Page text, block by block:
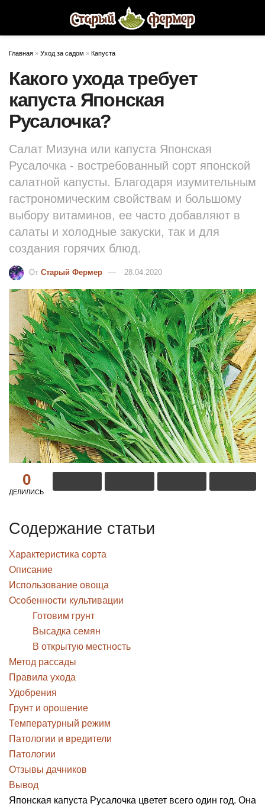
Главная » Уход за садом » Капуста
Какого ухода требует
капуста Японская
Русалочка?
Салат Мизуна или капуста Японская
Русалочка - востребованный сорт японской
салатной капусты. Благодаря изумительным
гастрономическим свойствам и большому
выбору витаминов, ее часто добавляют в
салаты и холодные закуски, так и для
создания горячих блюд.
От Старый Фермер 28.04.2020
0
ДЕЛИЛИСЬ
Содержание статьи
Характеристика сорта
Описание
Использование овоща
Особенности культивации
Готовим грунт
Высадка семян
В открытую местность
Метод рассады
Правила ухода
Удобрения
Грунт и орошение
Температурный режим
Патологии и вредители
Патологии
Отзывы дачников
Вывод
Японская капуста Русалочка цветет всего один год. Она